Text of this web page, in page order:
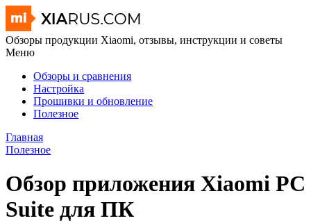
Обзоры продукции Xiaomi, отзывы, инструкции и советы
Меню
Обзоры и сравнения
Настройка
Прошивки и обновление
Полезное
Главная
Полезное
Обзор приложения Xiaomi PC
Suite для ПК